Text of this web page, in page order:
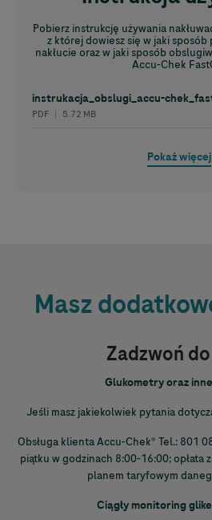
Pobierz instrukcję używania
z której dowiesz się w jaki sposób
nakłucie oraz w jaki sposób
Accu-Chek
instrukacja_obslugi_accu-
PDF ︱ 5.72 MB
Pokaż więcej
Masz
Zadzwoń
Glukometry oraz
Jeśli masz jakiekolwiek pytania
Obsługa klientaAccu-Chek® Tel.: 801
piątku w godzinach 8:00-16:00; opłata
planem taryfowym
Ciągły monitoring